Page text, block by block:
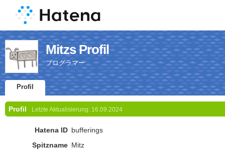
Mitzs Profil
プログラマー
Profil
Profil Letzte Aktualisierung: 16.09.2024
Hatena ID bufferings
Spitzname Mitz